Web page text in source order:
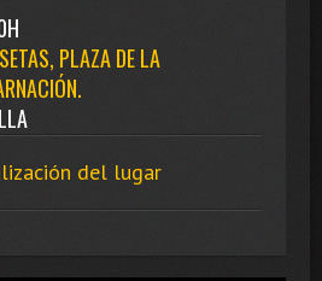
PLAZA DE LA
del lugar